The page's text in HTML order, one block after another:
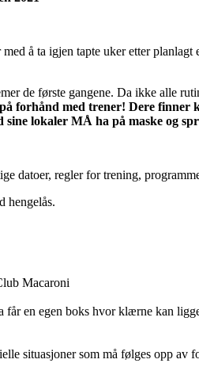
å ta igjen tapte uker etter planlagt
de første gangene. Da ikke alle
forhånd med trener! Dere finner
lokaler MÅ ha på maske og
datoer, regler for trening,
hengelås.
Macaroni
en egen boks hvor klærne kan
situasjoner som må følges opp av